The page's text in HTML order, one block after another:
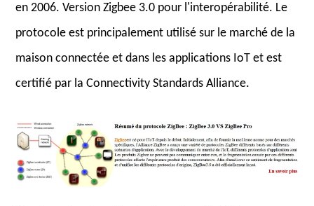
en 2006. Version Zigbee 3.0 pour l'interopérabilité. Le
protocole est principalement utilisé sur le marché de la
maison connectée et dans les applications IoT et est
certifié par la Connectivity Standards Alliance.